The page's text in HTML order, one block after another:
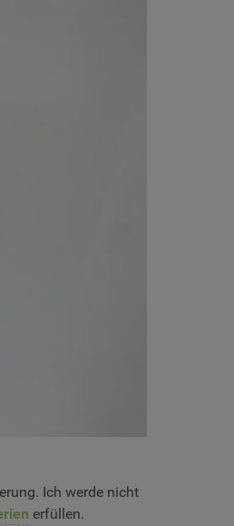
Ich werde nicht
erfüllen.